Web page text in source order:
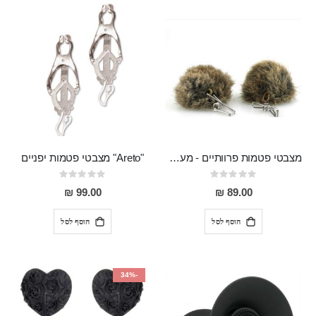
מצבטי פטמות פרוותיים - מענגי פטמות לאשה
Rating:
0%
89.00 ₪
הוסף לסל
"Areto" מצבטי פטמות יפניים
Rating:
0%
99.00 ₪
הוסף לסל
-34%